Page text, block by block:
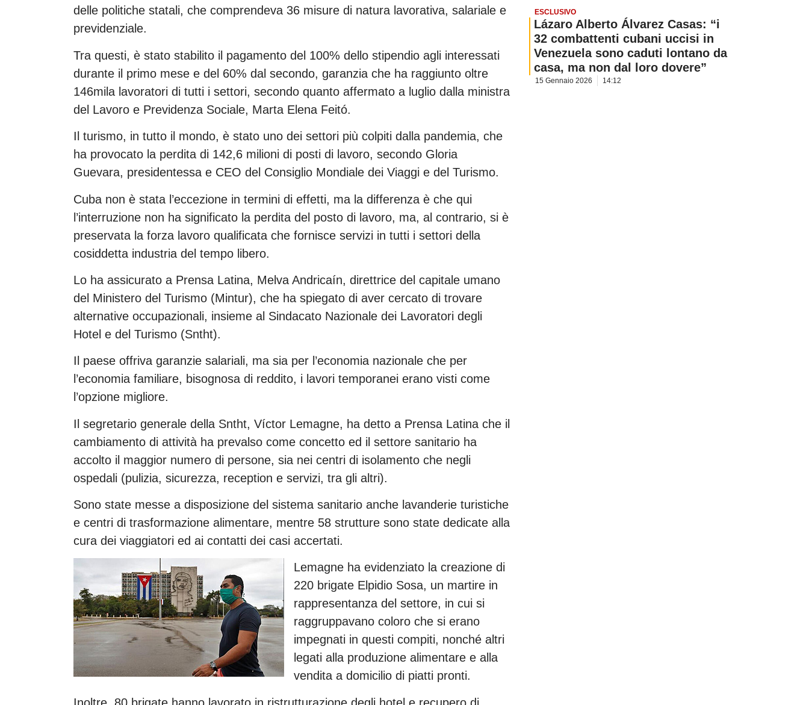
delle politiche statali, che comprendeva 36 misure di natura lavorativa, salariale e
previdenziale.
Tra questi, è stato stabilito il pagamento del 100% dello stipendio agli interessati
durante il primo mese e del 60% dal secondo, garanzia che ha raggiunto oltre
146mila lavoratori di tutti i settori, secondo quanto affermato a luglio dalla ministra
del Lavoro e Previdenza Sociale, Marta Elena Feitó.
Il turismo, in tutto il mondo, è stato uno dei settori più colpiti dalla pandemia, che
ha provocato la perdita di 142,6 milioni di posti di lavoro, secondo Gloria
Guevara, presidentessa e CEO del Consiglio Mondiale dei Viaggi e del Turismo.
Cuba non è stata l’eccezione in termini di effetti, ma la differenza è che qui
l’interruzione non ha significato la perdita del posto di lavoro, ma, al contrario, si è
preservata la forza lavoro qualificata che fornisce servizi in tutti i settori della
cosiddetta industria del tempo libero.
Lo ha assicurato a Prensa Latina, Melva Andricaín, direttrice del capitale umano
del Ministero del Turismo (Mintur), che ha spiegato di aver cercato di trovare
alternative occupazionali, insieme al Sindacato Nazionale dei Lavoratori degli
Hotel e del Turismo (Sntht).
Il paese offriva garanzie salariali, ma sia per l’economia nazionale che per
l’economia familiare, bisognosa di reddito, i lavori temporanei erano visti come
l’opzione migliore.
Il segretario generale della Sntht, Víctor Lemagne, ha detto a Prensa Latina che il
cambiamento di attività ha prevalso come concetto ed il settore sanitario ha
accolto il maggior numero di persone, sia nei centri di isolamento che negli
ospedali (pulizia, sicurezza, reception e servizi, tra gli altri).
Sono state messe a disposizione del sistema sanitario anche lavanderie turistiche
e centri di trasformazione alimentare, mentre 58 strutture sono state dedicate alla
cura dei viaggiatori ed ai contatti dei casi accertati.
Lemagne ha evidenziato la creazione di
220 brigate Elpidio Sosa, un martire in
rappresentanza del settore, in cui si
raggruppavano coloro che si erano
impegnati in questi compiti, nonché altri
legati alla produzione alimentare e alla
vendita a domicilio di piatti pronti.
ESCLUSIVO
Lázaro Alberto Álvarez Casas: “i
32 combattenti cubani uccisi in
Venezuela sono caduti lontano da
casa, ma non dal loro dovere”
15 Gennaio 2026 14:12